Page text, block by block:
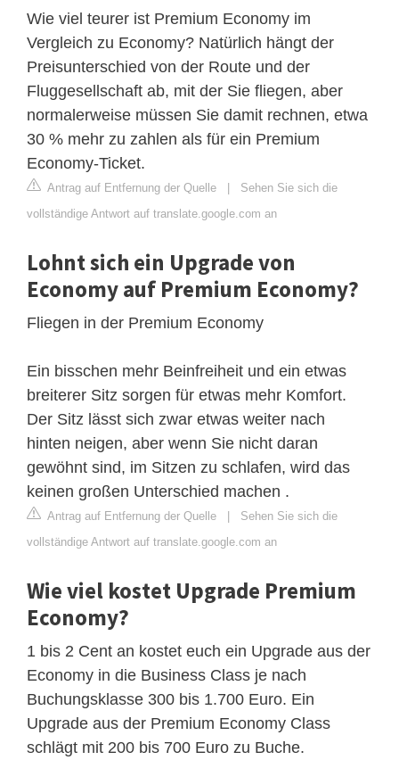
Wie viel teurer ist Premium Economy im
Vergleich zu Economy? Natürlich hängt der
Preisunterschied von der Route und der
Fluggesellschaft ab, mit der Sie fliegen, aber
normalerweise müssen Sie damit rechnen, etwa
30 % mehr zu zahlen als für ein Premium
Economy-Ticket.
Antrag auf Entfernung der Quelle | Sehen Sie sich die
vollständige Antwort auf translate.google.com an
Lohnt sich ein Upgrade von
Economy auf Premium Economy?
Fliegen in der Premium Economy
Ein bisschen mehr Beinfreiheit und ein etwas
breiterer Sitz sorgen für etwas mehr Komfort.
Der Sitz lässt sich zwar etwas weiter nach
hinten neigen, aber wenn Sie nicht daran
gewöhnt sind, im Sitzen zu schlafen, wird das
keinen großen Unterschied machen .
Antrag auf Entfernung der Quelle | Sehen Sie sich die
vollständige Antwort auf translate.google.com an
Wie viel kostet Upgrade Premium
Economy?
1 bis 2 Cent an kostet euch ein Upgrade aus der
Economy in die Business Class je nach
Buchungsklasse 300 bis 1.700 Euro. Ein
Upgrade aus der Premium Economy Class
schlägt mit 200 bis 700 Euro zu Buche.